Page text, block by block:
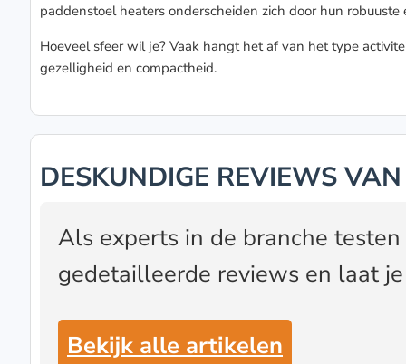
paddenstoel heaters onderscheiden zich door hun
Hoeveel sfeer wil je? Vaak hangt het af van het type
gezelligheid en compactheid.
DESKUNDIGE REVIEWS
Als experts in de branche
gedetailleerde reviews en laat
Bekijk alle artikelen